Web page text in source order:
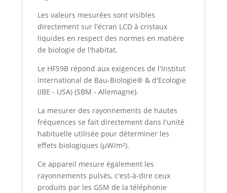
Les valeurs mesurées sont visibles
directement sur l'écran LCD à cristaux
liquides en respect des normes en matière
de biologie de l'habitat.
Le HF59B répond aux exigences de l'Institut
International de Bau-Biologie® & d'Ecologie
(IBE - USA) (SBM - Allemagne).
La mesurer des rayonnements de hautes
fréquences se fait directement dans l'unité
habituelle utilisée pour déterminer les
effets biologiques (µW/m²).
Ce appareil mesure également les
rayonnements pulsés, c'est-à-dire ceux
produits par les GSM de la téléphonie